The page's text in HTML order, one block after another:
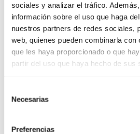
sociales y analizar el tráfico.
información sobre el uso que haga
nuestros partners de redes sociales,
web, quienes pueden combinarla con
que les haya proporcionado o que
partir del uso que haya hecho de sus
Necesarias
Preferencias